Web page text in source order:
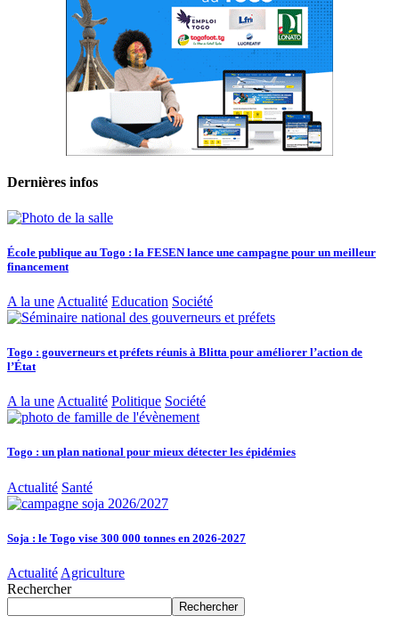
Dernières infos
École publique au Togo : la FESEN lance une campagne pour un meilleur
financement
A la une Actualité Education Société
Togo : gouverneurs et préfets réunis à Blitta pour améliorer l’action de
l’État
A la une Actualité Politique Société
Togo : un plan national pour mieux détecter les épidémies
Actualité Santé
Soja : le Togo vise 300 000 tonnes en 2026-2027
Actualité Agriculture
Rechercher
Rechercher